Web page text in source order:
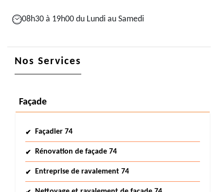
08h30 à 19h00 du Lundi au Samedi
Nos Services
Façade
Façadier 74
Rénovation de façade 74
Entreprise de ravalement 74